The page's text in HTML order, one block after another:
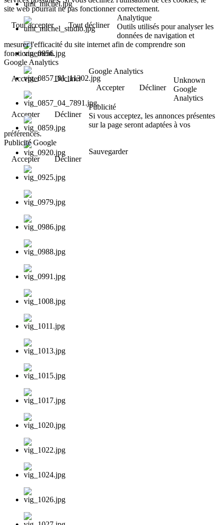
site web pourrait ne pas fonctionner correctement.
Tout accepter
Tout décliner
Analytique
Outils utilisés pour analyser les
données de navigation et
mesurer l'efficacité du site internet afin de comprendre son
fonctionnement.
Google Analytics
Accepter
Décliner
Google Analytics
Accepter
Décliner
Unknown
Google
Analytics
Accepter
Décliner
Publicité
Si vous acceptez, les annonces présentes
sur la page seront adaptées à vos
préférences.
Publicité Google
Accepter
Décliner
Sauvegarder